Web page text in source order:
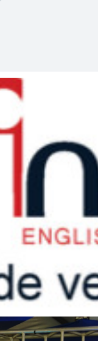
Minds Idiomas